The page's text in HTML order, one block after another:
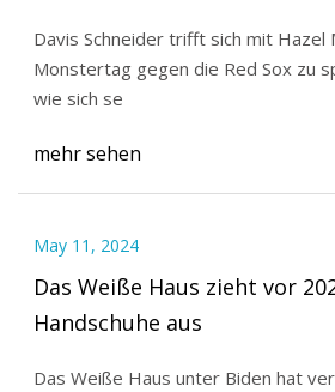
Davis Schneider trifft sich mit Hazel
Monstertag gegen die Red Sox zu
wie sich se
mehr sehen
May 11, 2024
Das Weiße Haus zieht vor
Handschuhe aus
Das Weiße Haus unter Biden hat